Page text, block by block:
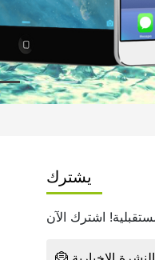
يشترك